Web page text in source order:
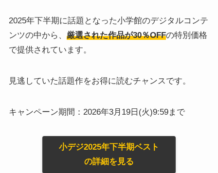
2025年下半期に話題となった小学館のデジタルコンテ
ンツの中から、 厳選された作品が30％OFFの特別価格
で提供されています。
見逃していた話題作をお得に読むチャンスです。
キャンペーン期間：2026年3月19日(火)9:59まで
小デジ2025年下半期ベスト
の詳細を見る